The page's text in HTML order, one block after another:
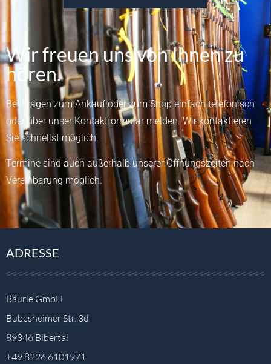
Wir freuen uns von Ihnen zu
hören.
Bei Fragen zum Ankauf oder zum Shop einfach telefonisch
oder über unser Kontaktformularmelden.Wir kontaktieren
Sie schnellst möglich.
Termine sind auch außerhalb unserer Öffnungszeiten nach
Vereinbarung möglich.
ADRESSE
Bäurle GmbH
Bubesheimer Str. 3d
89346 Bibertal
+49 8226 6101971